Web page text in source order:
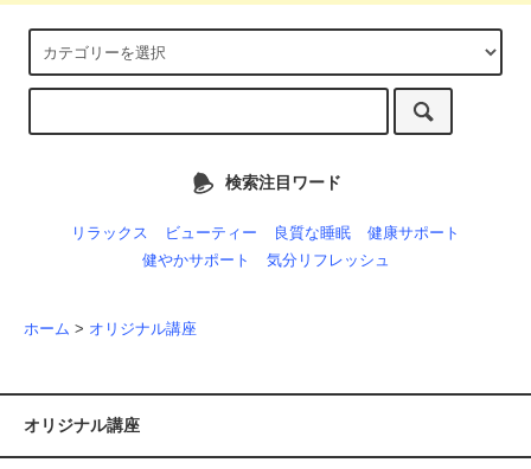
検索注目ワード
リラックス ビューティー 良質な睡眠
健康サポート
健やかサポート
気分リフレッシュ
ホーム > オリジナル講座
オリジナル講座